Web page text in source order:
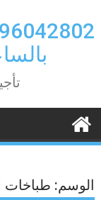
to
content
الوسم: طباخات